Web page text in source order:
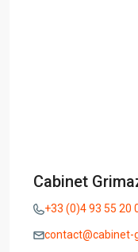
Cabinet
+33 (0)4 93 55 20
contact@cabinet-